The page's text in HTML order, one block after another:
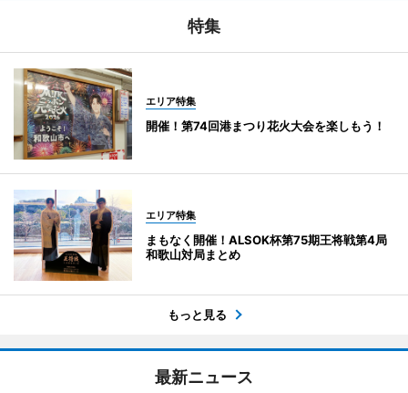
特集
エリア特集
開催！第74回港まつり花火大会を楽しもう！
エリア特集
まもなく開催！ALSOK杯第75期王将戦第4局
和歌山対局まとめ
もっと見る
最新ニュース